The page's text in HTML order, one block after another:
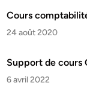
Cours
24 août 2020
Support de cours
6 avril 2022